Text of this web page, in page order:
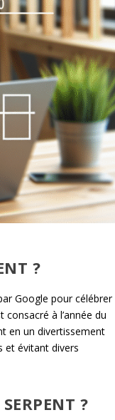
?
Google pour célébrer
à l’année du
en un divertissement
et évitant divers
?